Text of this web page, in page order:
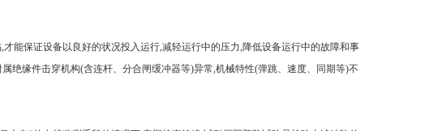
能保证设备以良好的状况投入运行,减轻运行中的压力,降低设备运行中的故障和事
绝缘件击穿机构(含连杆、分合闸缓冲器等)异常,机械特性(弹跳、速度、同期等)不